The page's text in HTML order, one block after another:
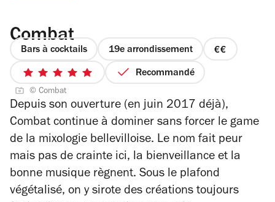
Combat
Bars à cocktails 19e arrondissement
prix
4
5
sur
5
étoiles
Recommandé
© Combat
Depuis son ouverture (en juin 2017 déjà),
Combat continue à dominer sans forcer le game
de la mixologie bellevilloise. Le nom fait peur
mais pas de crainte ici, la bienveillance et la
bonne musique règnent. Sous le plafond
végétalisé, on y sirote des créations toujours